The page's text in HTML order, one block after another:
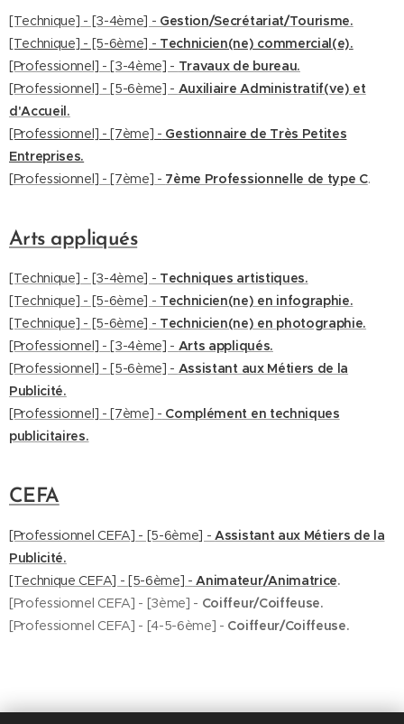
[Technique] - [3-4ème] - Gestion/Secrétariat/Tourisme.
[Technique] - [5-6ème] - Technicien(ne) commercial(e).
[Professionnel] - [3-4ème] - Travaux de bureau.
[Professionnel] - [5-6ème] - Auxiliaire Administratif(ve) et
d'Accueil.
[Professionnel] - [7ème] - Gestionnaire de Très Petites
Entreprises.
[Professionnel] - [7ème] - 7ème Professionnelle de type C.
Arts appliqués
[Technique] - [3-4ème] - Techniques artistiques.
[Technique] - [5-6ème] - Technicien(ne) en infographie.
[Technique] - [5-6ème] - Technicien(ne) en photographie.
[Professionnel] - [3-4ème] - Arts appliqués.
[Professionnel] - [5-6ème] - Assistant aux Métiers de la
Publicité.
[Professionnel] - [7ème] - Complément en techniques
publicitaires.
CEFA
[Professionnel CEFA] - [5-6ème] -Assistant aux Métiers de la
Publicité.
[Technique CEFA] - [5-6ème] - Animateur/Animatrice.
[Professionnel CEFA] - [3ème] - Coiffeur/Coiffeuse.
[Professionnel CEFA] - [4-5-6ème] - Coiffeur/Coiffeuse.